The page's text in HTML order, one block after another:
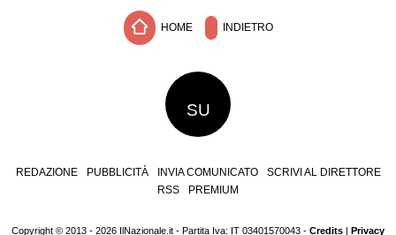
HOME INDIETRO
SU
REDAZIONE PUBBLICITÀ INVIA COMUNICATO
SCRIVI AL DIRETTORE
RSS
PREMIUM
Copyright © 2013 - 2026 IlNazionale.it - Partita Iva: IT 03401570043 - Credits | Privacy